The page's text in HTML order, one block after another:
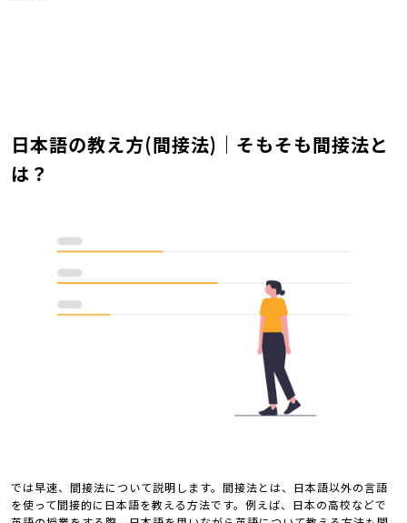
日本語の教え方(間接法)｜そもそも間接法と
は？
では早速、間接法について説明します。間接法とは、日本語以外の言語
を使って間接的に日本語を教える方法です。例えば、日本の高校などで